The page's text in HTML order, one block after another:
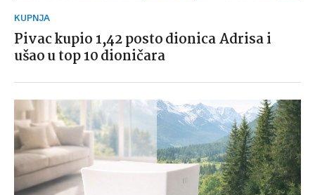
KUPNJA
Pivac kupio 1,42 posto dionica Adrisa i
ušao u top 10 dioničara